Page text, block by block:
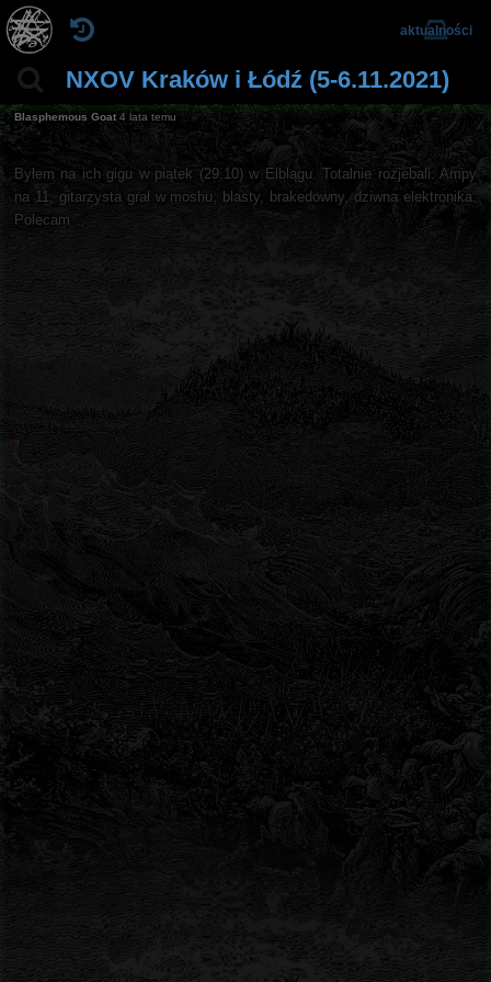
NXOV Kraków i Łódź (5-6.11.2021)
aktualności
Blasphemous Goat 4 lata temu
Byłem na ich gigu w piątek (29.10) w Elblągu. Totalnie rozjebali. Ampy
na 11, gitarzysta grał w moshu, blasty, brakedowny, dziwna elektronika.
Polecam